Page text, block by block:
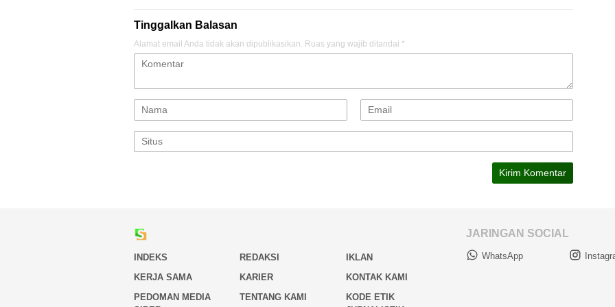
Tinggalkan Balasan
Alamat email Anda tidak akan dipublikasikan. Ruas yang wajib ditandai *
INDEKS REDAKSI
IKLAN
KERJA SAMA
KARIER
KONTAK KAMI
PEDOMAN MEDIA
TENTANG KAMI
KODE ETIK
JARINGAN SOCIAL
WhatsApp